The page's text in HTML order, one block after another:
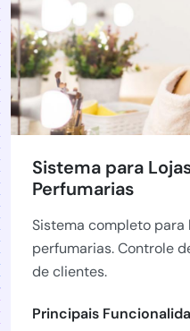
Sistema para
Perfumarias
Sistema completo
perfumarias. Controle
de clientes.
Principais